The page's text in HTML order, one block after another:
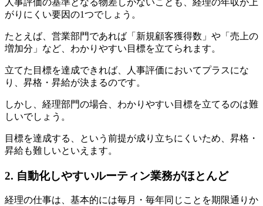
人事評価の基準となる物差しがないことも、経理の年収が上
がりにくい要因の1つでしょう。
たとえば、営業部門であれば「新規顧客獲得数」や「売上の
増加分」など、わかりやすい目標を立てられます。
立てた目標を達成できれば、人事評価においてプラスにな
り、昇格・昇給が決まるのです。
しかし、経理部門の場合、わかりやすい目標を立てるのは難
しいでしょう。
目標を達成する、という前提が成り立ちにくいため、昇格・
昇給も難しいといえます。
2. 自動化しやすいルーティン業務がほとんど
経理の仕事は、基本的には毎月・毎年同じことを期限通りか